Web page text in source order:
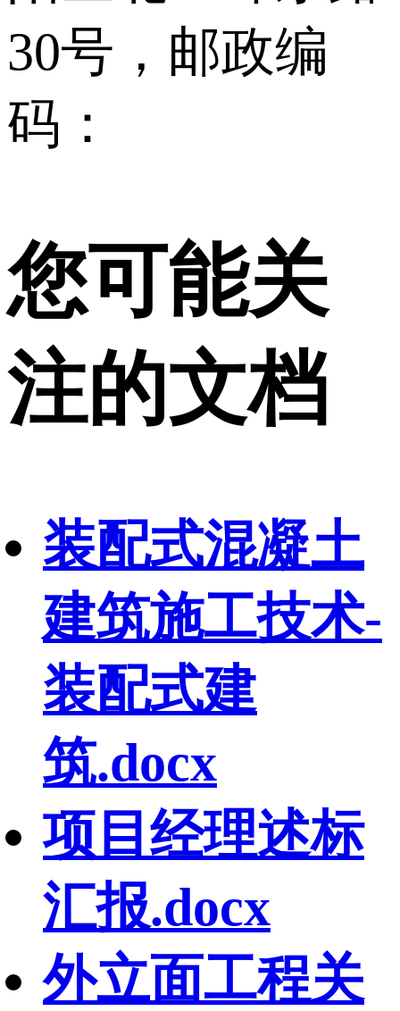
30号，邮政编
码：
您可能关
注的文档
装配式混凝土
建筑施工技术-
装配式建
筑.docx
项目经理述标
汇报.docx
外立面工程关